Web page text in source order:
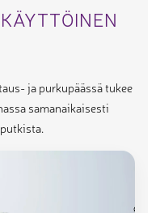
ja purkupäässä tukee
samanaikaisesti